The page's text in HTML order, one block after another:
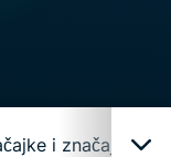
i značajke